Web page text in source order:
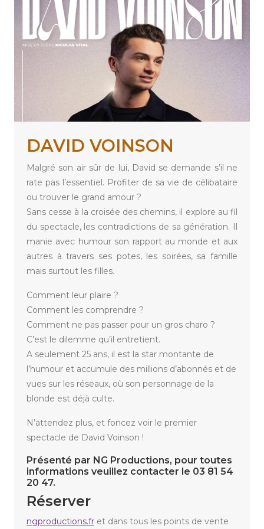
DAVID VOINSON
Malgré son air sûr de lui, David se demande s’il ne
rate pas l’essentiel. Profiter de sa vie de célibataire
ou trouver le grand amour ?
Sans cesse à la croisée des chemins, il explore au fil
du spectacle, les contradictions de sa génération. Il
manie avec humour son rapport au monde et aux
autres à travers ses potes, les soirées, sa famille
mais surtout les filles.
Comment leur plaire ?
Comment les comprendre ?
Comment ne pas passer pour un gros charo ?
C’est le dilemme qu’il entretient.
A seulement 25 ans, il est la star montante de
l’humour et accumule des millions d’abonnés et de
vues sur les réseaux, où son personnage de la
blonde est déjà culte.
N’attendez plus, et foncez voir le premier
spectacle de David Voinson !
Présenté par NG Productions, pour toutes
informations veuillez contacter le 03 81 54
20 47.
Réserver
ngproductions.fr et dans tous les points de vente